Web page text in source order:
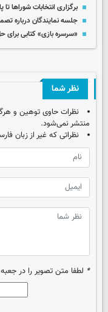
برگزاری انتخابات شوراها
جلسه نمایندگان درباره
«سرسره بازی» کتابی
نظر شما
نظرات حاوی توهین و
منتشر نمی‌شود.
نظراتی که غیر از زبان
* لطفا متن تصویر را در